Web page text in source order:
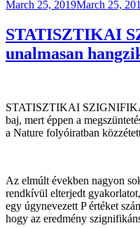
Posted
March 25, 2019March 25,
STATISZTIKAI
unalmasan
STATISZTIKAI
baj, mert éppen a
a Nature folyóiratban
Az elmúlt években nagyon
rendkívül elterjedt
egy úgynevezett P értéket
hogy az eredmény